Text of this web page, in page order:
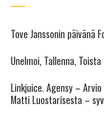
Tove Janssonin päivänä
Unelmoi, Tallenna, Toista
Linkjuice. Agensy –
Matti Luostarisesta –